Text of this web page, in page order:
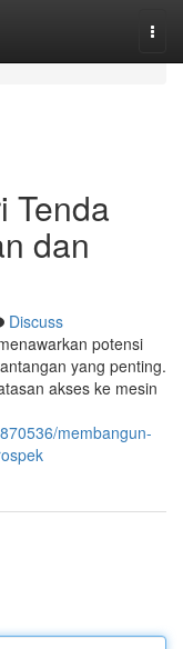
Tenda
dan
Discuss
potensi
yang penting.
akses ke mesin
membangun-